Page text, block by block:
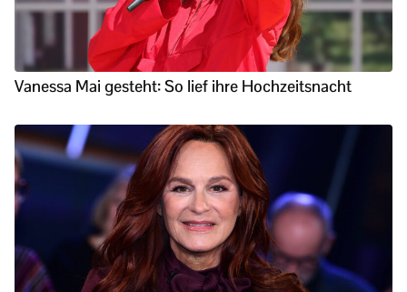
Vanessa Mai gesteht: So lief ihre Hochzeitsnacht